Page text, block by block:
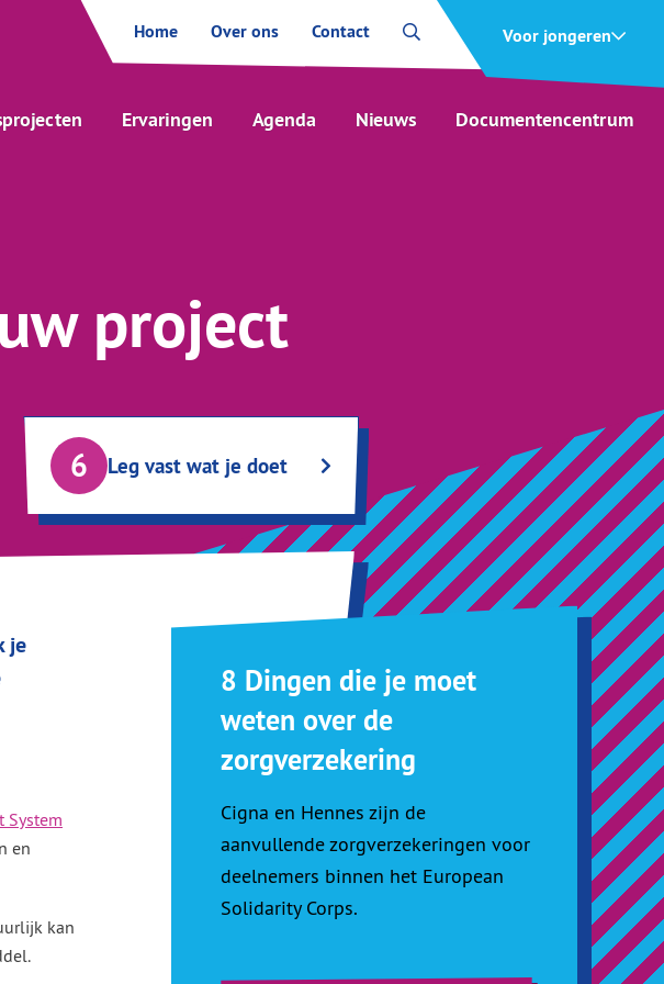
Home Over ons Contact Voor jongeren
Ervaringen Agenda Nieuws Documentencentrum
project
6 Leg vast wat je doet
je
System
en
kan
8 Dingen die je moet
weten over de
zorgverzekering
Cigna en Hennes zijn de
aanvullende zorgverzekeringen voor
deelnemers binnen het European
Solidarity Corps.